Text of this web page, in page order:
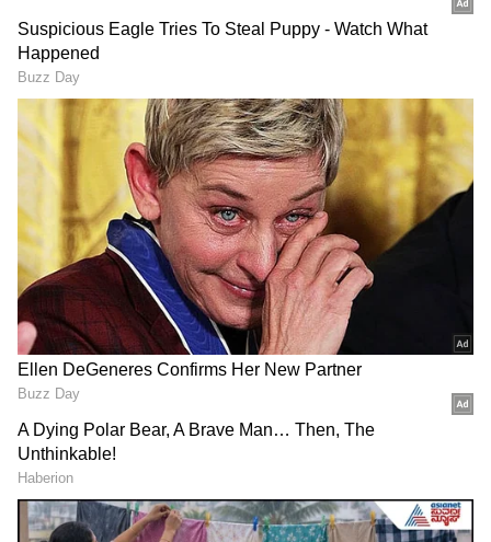
ಸ್ವತಃ ಬಡ ಕುಟುಂಬದಲ್ಲಿ ಜನಿಸಿದ ದೇವರಾಜ ಅರಸು ತಮ್ಮ
ಸ್ವಂತ ಪರಿಶ್ರಮದಿಂದ ಎಲ್ಲವನ್ನು ಮೆಟ್ಟಿ ನಿಂತು ಜೀವನದಲ್ಲಿ
ಮುಂದೆ ಬಂದರು. ಅರಸು ಎನ್ನುವ ಸಣ್ಣ ಸಮುದಾಯದಲ್ಲಿ
ಜನಿಸಿದ ಅವರಿಗೆ ಯಾವುದೇ ಪ್ರಬಲ ಜಾತಿಗಳ
ಬೆಂಬಲವಿರಲಿಲ್ಲ. ಆದರೂ ಎಲ್ಲಾ ಜಾತಿ ಜನರ ಪ್ರೀತಿ
ವಿಶ್ವಾಸಗಳಿಸಿ, ಎರಡು ಬಾರಿ ರಾಜ್ಯದ ಮುಖ್ಯಮಂತ್ರಿಗಳಾದರು.
ಕರ್ನಾಟಕ, ಭಾರತ (
ಕ್ಷಣಕ್ಷಣದ ಕನ್ನಡ ಸುದ್ದಿ (
ಅಪ್ಡೇಟ್‌ಗಳಿಗಾಗಿ ಏಷ್ಯಾನೆಟ್ ಸುವರ್ಣ ನ್ಯೂಸ್‌ ಫಾಲೋ
ಮಾಡಿ. ಬ್ರೇಕಿಂಗ್ ಸುದ್ದಿ (Latest Kannada News ),
ವಿಶೇಷ ವರದಿಗಳು ಮತ್ತು ನೇರ ಪ್ರಸಾರಗಳೊಂದಿಗೆ
kannada news live) ಸಂಪೂರ್ಣ ಮಾಹಿತಿ ಒಂದೇ
ಕ್ಲಿಕ್‌ನಲ್ಲಿ ಲಭ್ಯ. ಏಷ್ಯಾನೆಟ್ ಸುವರ್ಣ ನ್ಯೂಸ್ ಅಧಿಕೃತ
ಆ್ಯಪ್ ಡೌನ್‌ಲೋಡ್ ಮಾಡಿ ಹಾಗು ಎಲ್ಲಾ ಅಪ್‌ಡೇಟ್
ಗಳನ್ನು ಪಡೆಯಿರಿ.